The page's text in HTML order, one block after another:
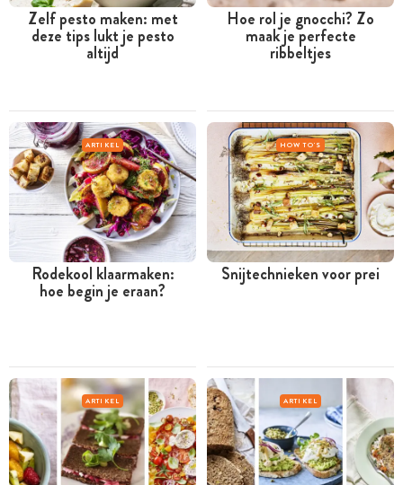
Zelf pesto maken: met
deze tips lukt je pesto
altijd
Hoe rol je gnocchi? Zo
maak je perfecte
ribbeltjes
ARTIKEL
Rodekool klaarmaken:
hoe begin je eraan?
HOW TO'S
Snijtechnieken voor prei
ARTIKEL ARTIKEL